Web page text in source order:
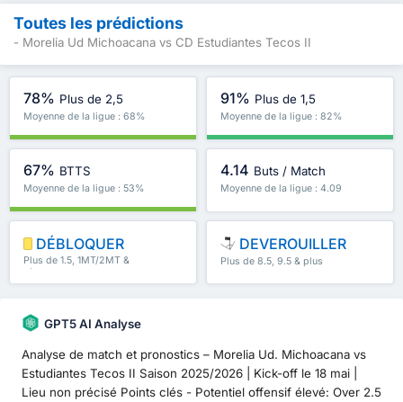
Toutes les prédictions
- Morelia Ud Michoacana vs CD Estudiantes Tecos II
78% Plus de 2,5
Moyenne de la ligue : 68%
91% Plus de 1,5
Moyenne de la ligue : 82%
67% BTTS
Moyenne de la ligue : 53%
4.14 Buts / Match
Moyenne de la ligue : 4.09
DÉBLOQUER
Plus de 1.5, 1MT/2MT &
plus
DEVEROUILLER
Plus de 8.5, 9.5 & plus
GPT5 AI Analyse
Analyse de match et pronostics – Morelia Ud. Michoacana vs
Estudiantes Tecos II Saison 2025/2026 | Kick-off le 18 mai |
Lieu non précisé Points clés - Potentiel offensif élevé: Over 2.5